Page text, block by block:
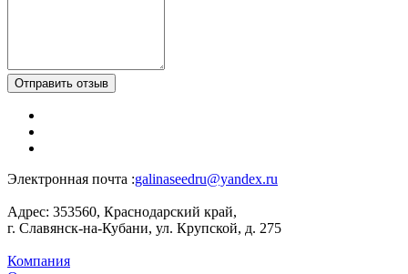
Отправить отзыв
Электронная почта :galinaseedru@yandex.ru
Адрес: 353560, Краснодарский край,
г. Славянск-на-Кубани, ул. Крупской, д. 275
Компания